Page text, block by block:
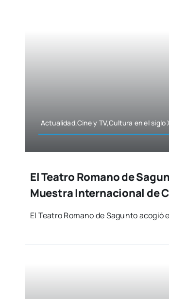
Actualidad,Cine y TV,Cultura en el siglo
El Teatro Romano de
Muestra Internacional de
El Tea­tro Romano de Sagun­to